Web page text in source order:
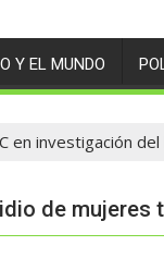
Y EL MUNDO
en investigación
de mujeres